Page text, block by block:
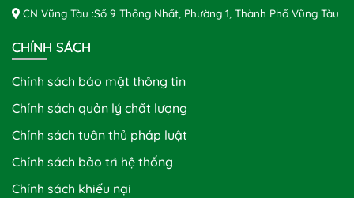
CN Vũng Tàu :Số 9 Thống Nhất, Phường 1, Thành Phố Vũng Tàu
CHÍNH SÁCH
Chính sách bảo mật thông tin
Chính sách quản lý chất lượng
Chính sách tuân thủ pháp luật
Chính sách bảo trì hệ thống
Chính sách khiếu nại